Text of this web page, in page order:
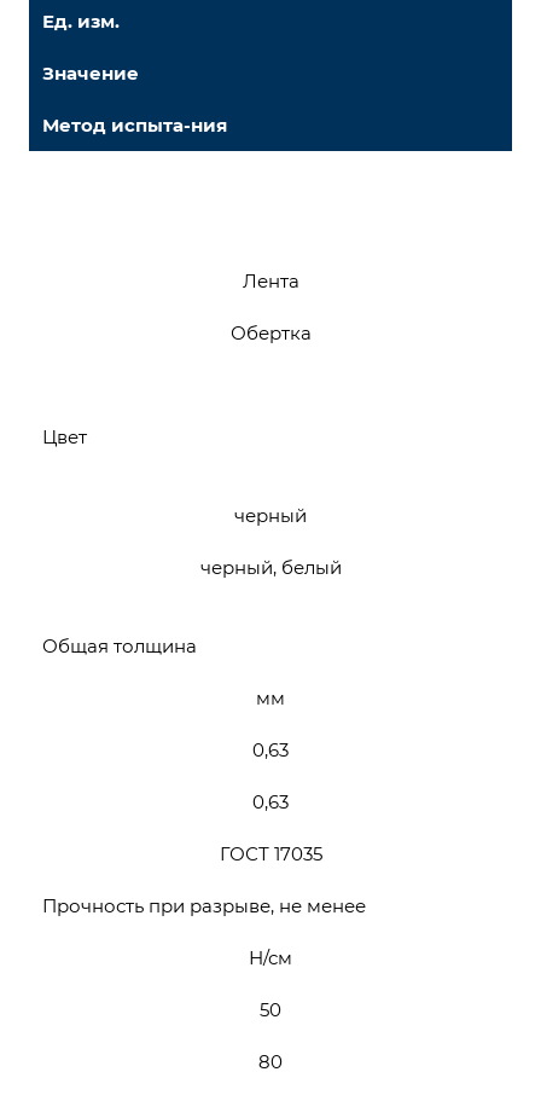
Ед. изм.
Значение
Метод испыта-ния
Лента
Обертка
Цвет
черный
черный, белый
Общая толщина
мм
0,63
0,63
ГОСТ 17035
Прочность при разрыве, не менее
Н/см
50
80